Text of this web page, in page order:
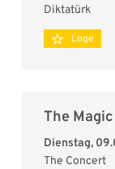
Diktatürk
Loge
The
Dienstag,
The Concert